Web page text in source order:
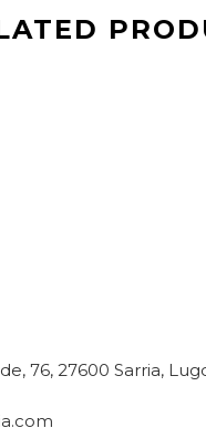
76, 27600 Sarria,